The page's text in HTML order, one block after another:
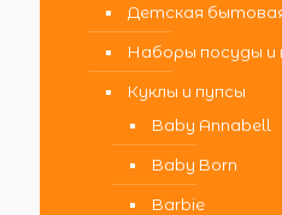
Детская
Наборы посуды и
Куклы и пупсы
Baby Annabell
Baby Born
Barbie